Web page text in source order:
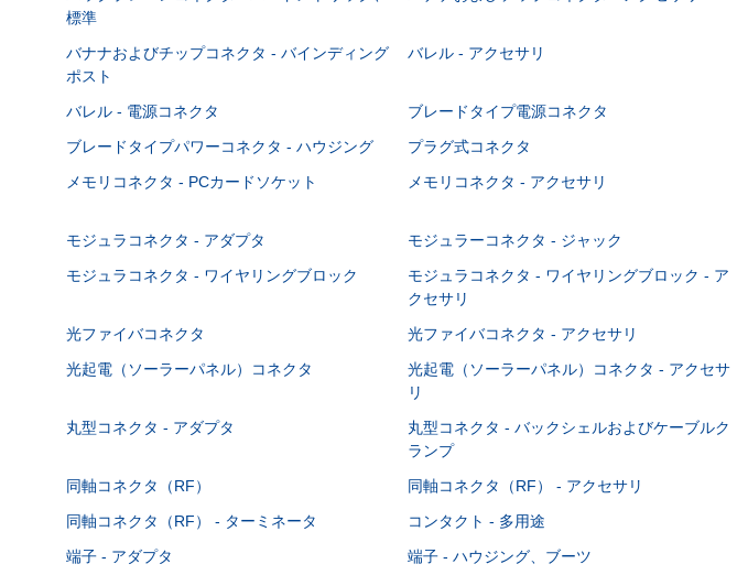
標準
バナナおよびチップコネクタ - バインディング
ポスト
バレル - アクセサリ
バレル - 電源コネクタ ブレードタイプ電源コネクタ
ブレードタイプパワーコネクタ - ハウジング
プラグ式コネクタ
メモリコネクタ - PCカードソケット
メモリコネクタ - アクセサリ
モジュラコネクタ - アダプタ モジュラーコネクタ - ジャック
モジュラコネクタ - ワイヤリングブロック
モジュラコネクタ - ワイヤリングブロック - ア
クセサリ
光ファイバコネクタ 光ファイバコネクタ - アクセサリ
光起電（ソーラーパネル）コネクタ
光起電（ソーラーパネル）コネクタ - アクセサ
リ
丸型コネクタ - アダプタ
丸型コネクタ - バックシェルおよびケーブルク
ランプ
同軸コネクタ（RF） 同軸コネクタ（RF） - アクセサリ
同軸コネクタ（RF） - ターミネータ
コンタクト - 多用途
端子 - アダプタ
端子 - ハウジング、ブーツ